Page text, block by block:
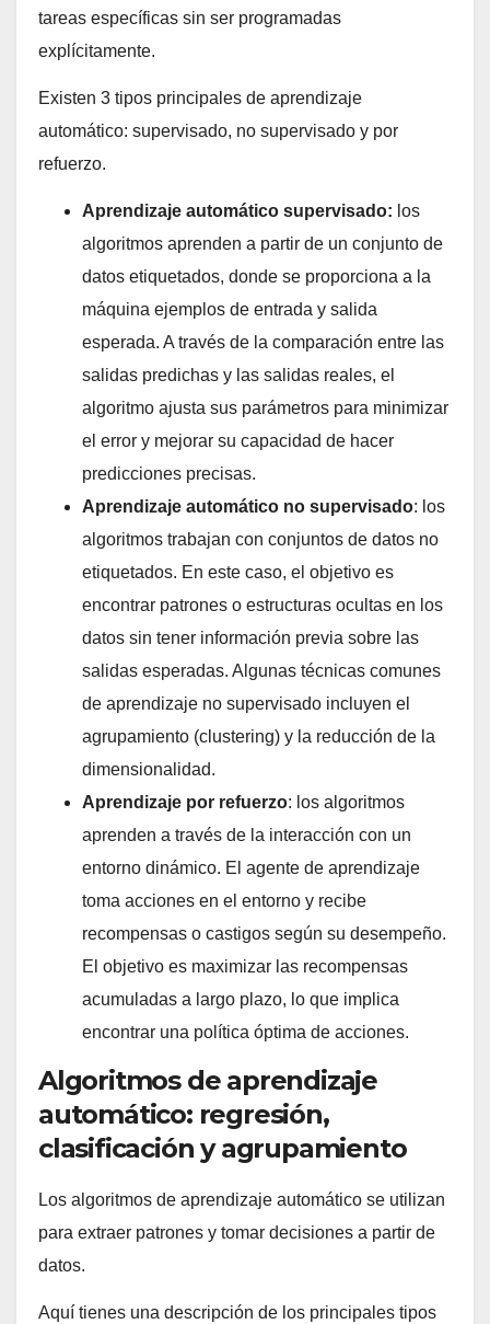
tareas específicas sin ser programadas
explícitamente.
Existen 3 tipos principales de aprendizaje
automático: supervisado, no supervisado y por
refuerzo.
Aprendizaje automático supervisado: los
algoritmos aprenden a partir de un conjunto de
datos etiquetados, donde se proporciona a la
máquina ejemplos de entrada y salida
esperada. A través de la comparación entre las
salidas predichas y las salidas reales, el
algoritmo ajusta sus parámetros para minimizar
el error y mejorar su capacidad de hacer
predicciones precisas.
Aprendizaje automático no supervisado: los
algoritmos trabajan con conjuntos de datos no
etiquetados. En este caso, el objetivo es
encontrar patrones o estructuras ocultas en los
datos sin tener información previa sobre las
salidas esperadas. Algunas técnicas comunes
de aprendizaje no supervisado incluyen el
agrupamiento (clustering) y la reducción de la
dimensionalidad.
Aprendizaje por refuerzo: los algoritmos
aprenden a través de la interacción con un
entorno dinámico. El agente de aprendizaje
toma acciones en el entorno y recibe
recompensas o castigos según su desempeño.
El objetivo es maximizar las recompensas
acumuladas a largo plazo, lo que implica
encontrar una política óptima de acciones.
Algoritmos de aprendizaje
automático: regresión,
clasificación y agrupamiento
Los algoritmos de aprendizaje automático se utilizan
para extraer patrones y tomar decisiones a partir de
datos.
Aquí tienes una descripción de los principales tipos